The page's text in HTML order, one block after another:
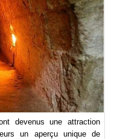
devenus une attraction
un aperçu unique de